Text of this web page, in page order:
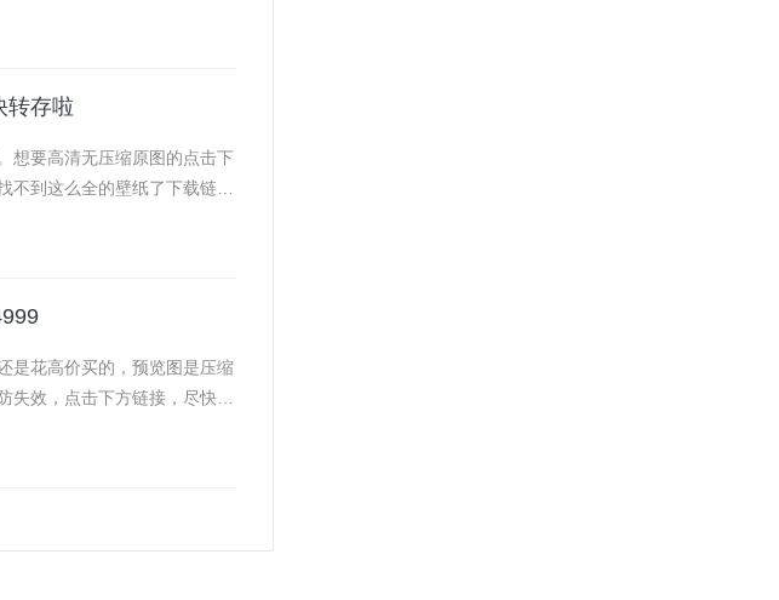
转存啦
想要高清无压缩原图的点击下
不到这么全的壁纸了下载链
是花高价买的，预览图是压缩
效，点击下方链接，尽快转